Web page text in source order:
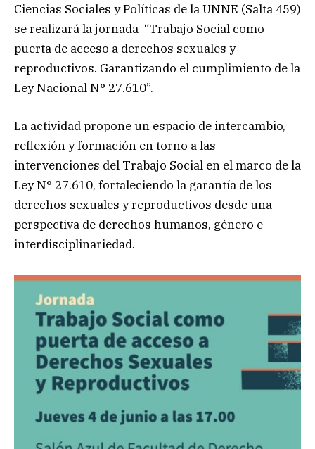
Ciencias Sociales y Políticas de la UNNE (Salta 459)
se realizará la jornada “Trabajo Social como
puerta de acceso a derechos sexuales y
reproductivos. Garantizando el cumplimiento de la
Ley Nacional N° 27.610”.
La actividad propone un espacio de intercambio,
reflexión y formación en torno a las
intervenciones del Trabajo Social en el marco de la
Ley N° 27.610, fortaleciendo la garantía de los
derechos sexuales y reproductivos desde una
perspectiva de derechos humanos, género e
interdisciplinariedad.